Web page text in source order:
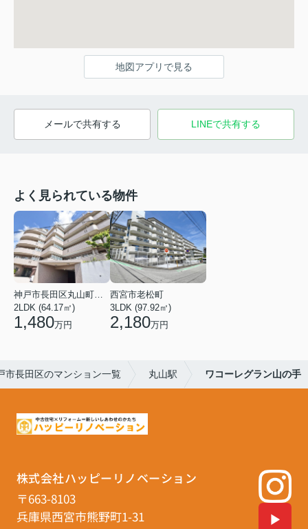
地図アプリで見る
メールで共有する LINEで共有する
よく見られている物件
2LDK (64.17㎡)
1,480万円
西宮市老松町
3LDK (97.92㎡)
2,180万円
市長田区のマンション一覧 丸山駅 ワコーレグラン山の手
株式会社ハッピーリノベーション
〒663-8103
兵庫県西宮市熊野町1-31